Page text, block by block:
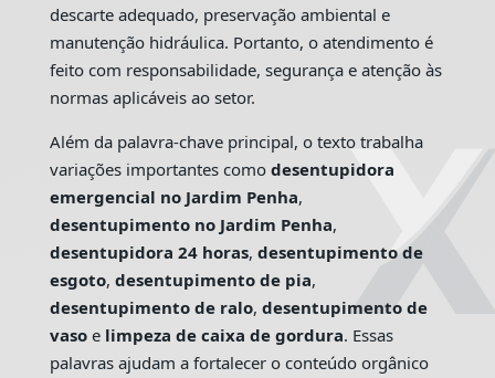
descarte adequado, preservação ambiental e
manutenção hidráulica. Portanto, o atendimento é
feito com responsabilidade, segurança e atenção às
normas aplicáveis ao setor.
Além da palavra-chave principal, o texto trabalha
variações importantes como desentupidora
emergencial no Jardim Penha,
desentupimento no Jardim Penha,
desentupidora 24 horas, desentupimento de
esgoto, desentupimento de pia,
desentupimento de ralo, desentupimento de
vasoe limpeza de caixa de gordura. Essas
palavras ajudam a fortalecer o conteúdo orgânico